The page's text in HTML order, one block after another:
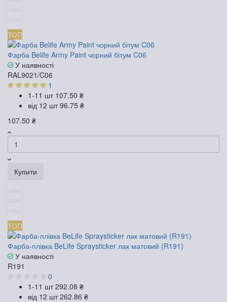
ТОП
Фарба Belife Army Paint чорний бітум C06
У наявності
RAL9021/C06
1
1-11 шт 107.50 ₴
від 12 шт96.75 ₴
107.50 ₴
Купити
ТОП
Фарба-плівка BeLife Spraysticker лак матовий (R191)
У наявності
R191
0
1-11 шт292.08 ₴
від 12 шт262.86 ₴